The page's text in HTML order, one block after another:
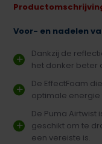
Voor- en nadelen
Dankzij de
het donker beter
De EffectFoam
optimale
De Puma
geschikt om te
een vereiste is.